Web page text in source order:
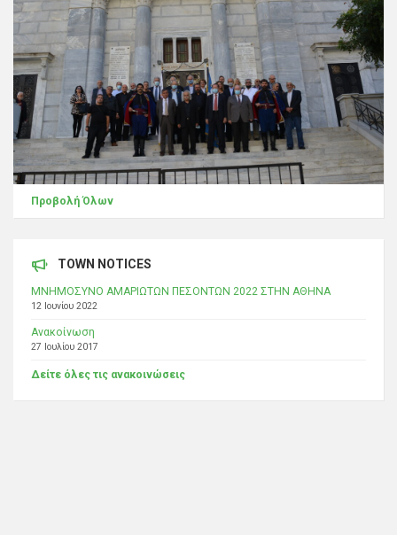
Προβολή Όλων
TOWN NOTICES
ΜΝΗΜΟΣΥΝΟ ΑΜΑΡΙΩΤΩΝ ΠΕΣΟΝΤΩΝ 2022 ΣΤΗΝ ΑΘΗΝΑ
12 Ιουνίου 2022
Ανακοίνωση
27 Ιουλίου 2017
Δείτε όλες τις ανακοινώσεις